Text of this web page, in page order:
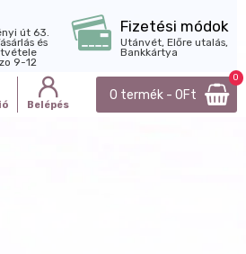
út 63.
és
9-12
Fizetési módok
Utánvét, Előre utalás,
Bankkártya
Belépés
0 termék - 0Ft
0